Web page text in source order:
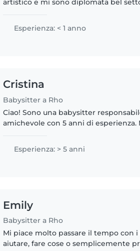
artistico e mi sono diplomata bel
una persona creativa..
Esperienza: < 1 anno
Cristina
Babysitter a Rho
Ciao! Sono una babysitter
amichevole con 5 anni di esperienza.
Esperienza: > 5 anni
Emily
Babysitter a Rho
Mi piace molto passare il tempo con
aiutare, fare cose o semplicemente